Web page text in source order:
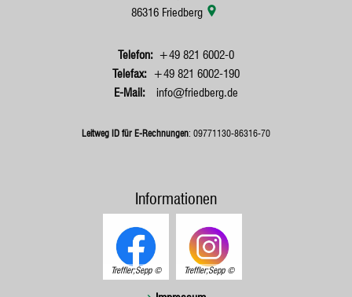
86316 Friedberg
+49 821 6002-0
+49 821 6002-190
info@friedberg.de
Leitweg ID für E-Rechnungen: 09771130-86316-70
Informationen
Treffler;Sepp Treffler;Sepp